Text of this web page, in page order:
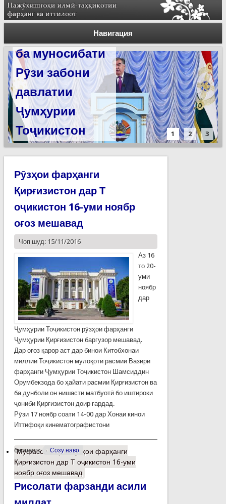
Навигация
Суханронии
Пешвои миллат
ба муносибати
Рӯзи забони
давлатии
Ҷумҳурии
Тоҷикистон
Силсилаи
ёдгориҳои роҳи
абрешим барои
сабт дар
феҳристи
ЮНЕСКО омода
мешаванд
1 2 3
Рӯзҳои фарҳанги
Қирғизистон дар Т
оҷикистон 16-уми ноябр
оғоз мешавад
Чоп шуд: 15/11/2016
Аз 16
то 20-
уми
ноябр
дар
Ҷумҳурии Тоҷикистон рӯзҳои фарҳанги
Ҷумҳурии Қирғизистон баргузор мешавад.
Дар оғоз қарор аст дар бинои Китобхонаи
миллии Тоҷикистон мулоқоти расмии Вазири
фарҳанги Ҷумҳурии Тоҷикистон Шамсиддин
Орумбекзода бо ҳайати расмии Қирғизистон ва
ба дунболи он нишасти матбуотӣ бо иштироки
ҷониби Қирғизистон доир гардад.
Рӯзи 17 ноябр соати 14-00 дар Хонаи кинои
Иттифоқи кинематографистони
барчасп: Созу наво
Муфассалтаро Рӯзҳои фарҳанги
Қирғизистон дар Т оҷикистон 16-уми
ноябр оғоз мешавад
Рисолати фарзанди асили